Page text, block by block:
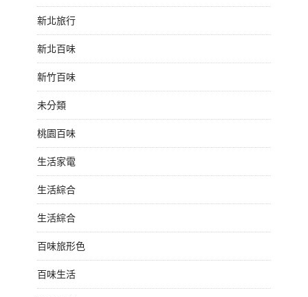
新北旅行
新北百味
新竹百味
未分類
桃園百味
生活家電
生活綜合
生活綜合
百味旅形色
百味生活